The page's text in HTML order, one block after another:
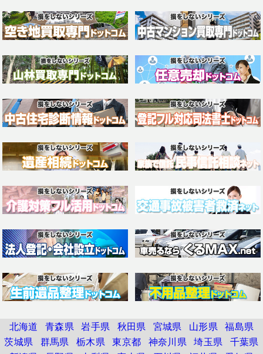
北海道 青森県 岩手県 秋田県 宮城県 山形県 福島県
茨城県 群馬県 栃木県 東京都 神奈川県 埼玉県 千葉県